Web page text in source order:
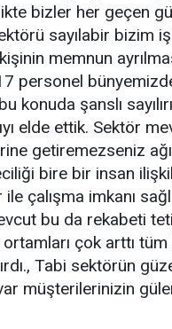
bizler her geçen
sayılabir bizim
memnun
personel
şanslı
elde ettik. Sektör
getiremezseniz
bire bir insan
çalışma imkanı
bu da rekabeti
çok arttı
Tabi sektörün
müşterilerinizin